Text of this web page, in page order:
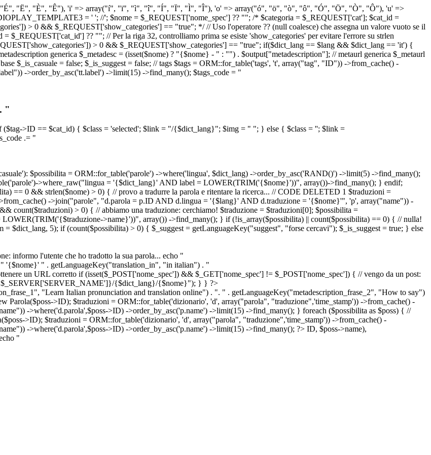
"Ë", "È", "Ê"), 'i' => array("í", "ï", "ì", "î", "Í", "Ï", "Ì", "Î"), 'o' => array("ó", "ö", "ò", "ô", "Ó", "Ö", "Ò", "Ô"), 'u' =>
= ' '; //'; $nome = $_REQUEST['nome_spec'] ?? ""; /* $categoria = $_REQUEST['cat']; $cat_id =
> 0 && $_REQUEST['show_categories'] == "true"; */ // Uso l'operatore ?? (null coalesce) che assegna un valore vuoto se il
$_REQUEST['cat_id'] ?? ""; // Per la riga 32, controlliamo prima se esiste 'show_categories' per evitare l'errore su strlen
> 0 && $_REQUEST['show_categories'] == "true"; if($dict_lang == $lang && $dict_lang == 'it') {
generica $_metadesc = (isset($nome) ? "{$nome} - " : "") . $output["metadescription"]; // metaurl generica $_metaurl
$_is_casuale = false; $_is_suggest = false; // tags $tags = ORM::for_table('tags', 't', array("tag", "ID")) ->from_cache() -
->order_by_asc('tt.label') ->limit(15) ->find_many(); $tags_code = "
"
>ID == $cat_id) { $class = 'selected'; $link = "/{$dict_lang}"; $img = " "; } else { $class = ''; $link =
.= "
$possibilita = ORM::for_table('parole') ->where('lingua', $dict_lang) ->order_by_asc('RAND()') ->limit(5) ->find_many();
>where_raw("lingua = '{$dict_lang}' AND label = LOWER(TRIM('{$nome}'))", array())->find_many(); } endif;
== 0 && strlen($nome) > 0) { // provo a tradurre la parola e ritentare la ricerca... // CODE DELETED 1 $traduzioni =
->join("parole", "d.parola = p.ID AND d.lingua = '{$lang}' AND d.traduzione = '{$nome}'", 'p', array("name")) -
count($traduzioni) > 0) { // abbiamo una traduzione: cerchiamo! $traduzione = $traduzioni[0]; $possibilita =
>name}'))", array()) ->find_many(); } if (!is_array($possibilita) || count($possibilita) == 0) { // nulla!
$dict_lang, 5); if (count($possibilita) > 0) { $_suggest = getLanguageKey("suggest", "forse cercavi"); $_is_suggest = true; } else
informo l'utente che ho tradotto la sua parola... echo "
'{$nome}' " . getLanguageKey("translation_in", "in italian") . "
un URL corretto if (isset($_POST['nome_spec']) && $_GET['nome_spec'] != $_POST['nome_spec']) { // vengo da un post:
{$_SERVER['SERVER_NAME']}/{$dict_lang}/{$nome}"); } } ?>
"Learn Italian pronunciation and translation online") . ". " . getLanguageKey("metadescription_frase_2", "How to say")
Parola($poss->ID); $traduzioni = ORM::for_table('dizionario', 'd', array("parola", "traduzione",'time_stamp')) ->from_cache() -
->where('d.parola',$poss->ID) ->order_by_asc('p.name') ->limit(15) ->find_many(); } foreach ($possibilita as $poss) { //
>ID); $traduzioni = ORM::for_table('dizionario', 'd', array("parola", "traduzione",'time_stamp')) ->from_cache() -
->where('d.parola',$poss->ID) ->order_by_asc('p.name') ->limit(15) ->find_many(); ?> ID, $poss->name),
"